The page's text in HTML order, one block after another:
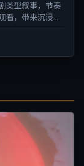
类型叙事，节奏
，带来沉浸式